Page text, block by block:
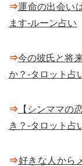
⇒運命の出会い
ます-ルーン占い
⇒今の彼氏と将
か？-タロット占
⇒ 【シンママの
き？-タロット占
⇒好きな人から